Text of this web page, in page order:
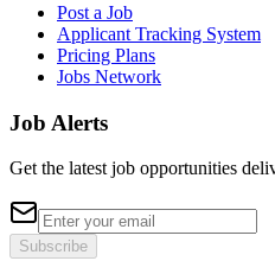
Post a Job
Applicant Tracking System
Pricing Plans
Jobs Network
Job Alerts
Get the latest job opportunities
Subscribe